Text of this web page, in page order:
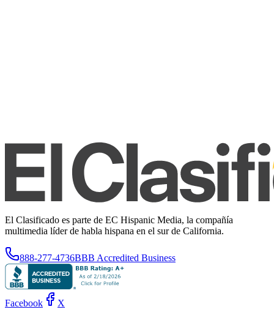
El Clasificado es parte de EC Hispanic Media, la compañía
multimedia líder de habla hispana en el sur de California.
888-277-4736BBB Accredited Business
Facebook X